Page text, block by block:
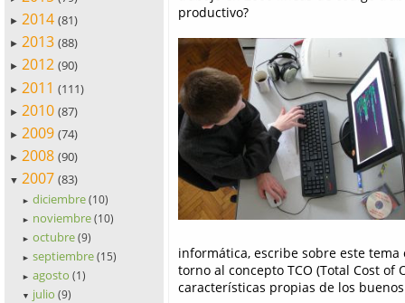
► 2014 (81)
► 2013 (88)
► 2012 (90)
► 2011 (111)
► 2010 (87)
► 2009 (74)
► 2008 (90)
▼ 2007 (83)
► diciembre (10)
► noviembre (10)
► octubre (9)
► septiembre (15)
► agosto (1)
▼ julio (9)
productivo?
informática, escribe sobre este
torno al concepto TCO (Total Cost of
características propias de los